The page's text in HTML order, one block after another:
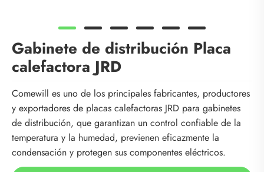
Gabinete de distribución Placa
calefactora JRD
Comewill es uno de los principales fabricantes, productores
y exportadores de placas calefactoras JRD para gabinetes
de distribución, que garantizan un control confiable de la
temperatura y la humedad, previenen eficazmente la
condensación y protegen sus componentes eléctricos.